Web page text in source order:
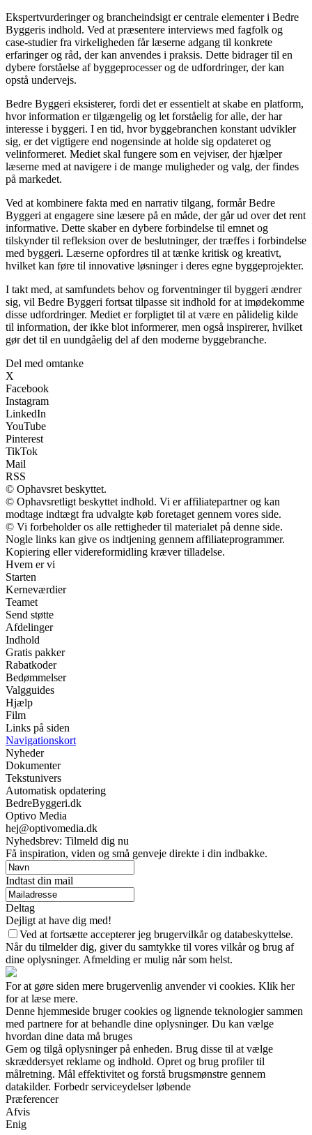
Ekspertvurderinger og brancheindsigt er centrale elementer i Bedre
Byggeris indhold. Ved at præsentere interviews med fagfolk og
case-studier fra virkeligheden får læserne adgang til konkrete
erfaringer og råd, der kan anvendes i praksis. Dette bidrager til en
dybere forståelse af byggeprocesser og de udfordringer, der kan
opstå undervejs.
Bedre Byggeri eksisterer, fordi det er essentielt at skabe en platform,
hvor information er tilgængelig og let forståelig for alle, der har
interesse i byggeri. I en tid, hvor byggebranchen konstant udvikler
sig, er det vigtigere end nogensinde at holde sig opdateret og
velinformeret. Mediet skal fungere som en vejviser, der hjælper
læserne med at navigere i de mange muligheder og valg, der findes
på markedet.
Ved at kombinere fakta med en narrativ tilgang, formår Bedre
Byggeri at engagere sine læsere på en måde, der går ud over det rent
informative. Dette skaber en dybere forbindelse til emnet og
tilskynder til refleksion over de beslutninger, der træffes i forbindelse
med byggeri. Læserne opfordres til at tænke kritisk og kreativt,
hvilket kan føre til innovative løsninger i deres egne byggeprojekter.
I takt med, at samfundets behov og forventninger til byggeri ændrer
sig, vil Bedre Byggeri fortsat tilpasse sit indhold for at imødekomme
disse udfordringer. Mediet er forpligtet til at være en pålidelig kilde
til information, der ikke blot informerer, men også inspirerer, hvilket
gør det til en uundgåelig del af den moderne byggebranche.
Del med omtanke
X
Facebook
Instagram
LinkedIn
YouTube
Pinterest
TikTok
Mail
RSS
© Ophavsret beskyttet.
© Ophavsretligt beskyttet indhold. Vi er affiliatepartner og kan
modtage indtægt fra udvalgte køb foretaget gennem vores side.
© Vi forbeholder os alle rettigheder til materialet på denne side.
Nogle links kan give os indtjening gennem affiliateprogrammer.
Kopiering eller videreformidling kræver tilladelse.
Hvem er vi
Starten
Kerneværdier
Teamet
Send støtte
Afdelinger
Indhold
Gratis pakker
Rabatkoder
Bedømmelser
Valgguides
Hjælp
Film
Links på siden
Navigationskort
Nyheder
Dokumenter
Tekstunivers
Automatisk opdatering
BedreByggeri.dk
Optivo Media
hej@optivomedia.dk
Nyhedsbrev: Tilmeld dig nu
Få inspiration, viden og små genveje direkte i din indbakke.
Indtast din mail
Deltag
Dejligt at have dig med!
Ved at fortsætte accepterer jeg brugervilkår og databeskyttelse.
Når du tilmelder dig, giver du samtykke til vores vilkår og brug af
dine oplysninger. Afmelding er mulig når som helst.
For at gøre siden mere brugervenlig anvender vi cookies. Klik her
for at læse mere.
Denne hjemmeside bruger cookies og lignende teknologier sammen
med partnere for at behandle dine oplysninger. Du kan vælge
hvordan dine data må bruges
Gem og tilgå oplysninger på enheden. Brug disse til at vælge
skræddersyet reklame og indhold. Opret og brug profiler til
målretning. Mål effektivitet og forstå brugsmønstre gennem
datakilder. Forbedr serviceydelser løbende
Præferencer
Afvis
Enig